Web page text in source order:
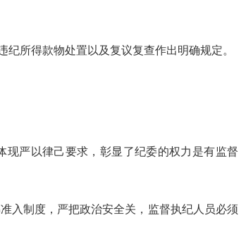
所得款物处置以及复议复查作出明确规定。
严以律己要求，彰显了纪委的权力是有监督
入制度，严把政治安全关，监督执纪人员必须